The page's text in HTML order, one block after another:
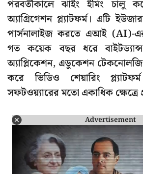
পরবর্তীকালে ঝাইং ইমিং চালু
অ্যাগ্রিগেশন প্ল্যাটফর্ম। এটি
পার্সনালাইজ করতে এআই (AI)-
গত কয়েক বছর ধরে
অ্যাপ্লিকেশন, এডুকেশন
করে ভিডিও শেয়ারিং
সফটওয়্যারের মতো একাধিক ক্ষেত্রে
Advertisement